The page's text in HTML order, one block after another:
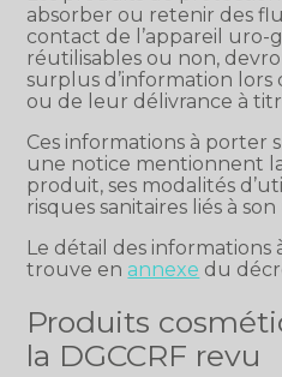
absorber ou retenir des
contact de l’appareil uro-
réutilisables ou non,
surplus d’information
ou de leur délivrance à
Ces informations à porter
une notice mentionnent
produit, ses modalités
risques sanitaires liés à son
Le détail des informations
trouve en annexe du
Produits
la DGCCRF revu